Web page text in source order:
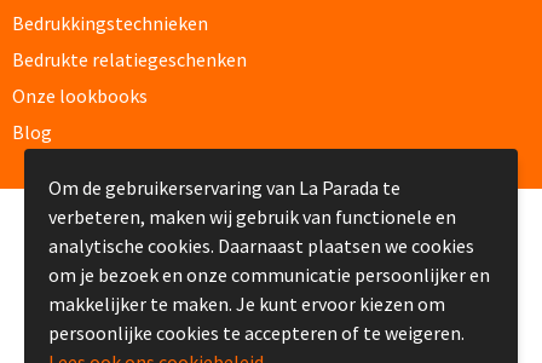
Kantoor artikelen
Agenda's bedrukken
Bureau onderleggers bedrukken
Bureaulampen bedrukken
Linialen bedrukken
Muismatten bedrukken
Bedrukkingstechnieken
Bedrukte relatiegeschenken
Onze lookbooks
Blog
© Copyright La Parada 2008-2026
Om de gebruikerservaring van La Parada te
verbeteren, maken wij gebruik van functionele en
analytische cookies. Daarnaast plaatsen we cookies
om je bezoek en onze communicatie persoonlijker en
makkelijker te maken. Je kunt ervoor kiezen om
persoonlijke cookies te accepteren of te weigeren.